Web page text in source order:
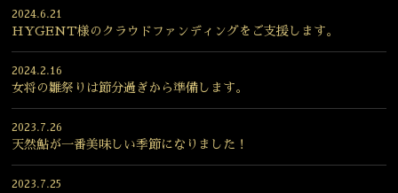
2024.6.21
HYGENT様のクラウドファンディングをご支援します。
2024.2.16
女将の雛祭りは節分過ぎから準備します。
2023.7.26
天然鮎が一番美味しい季節になりました！
2023.7.25